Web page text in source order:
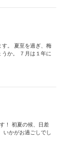
す。 夏至を過ぎ、梅
か。 ７月は１年に
！ 初夏の候、日差
いかがお過ごしでし